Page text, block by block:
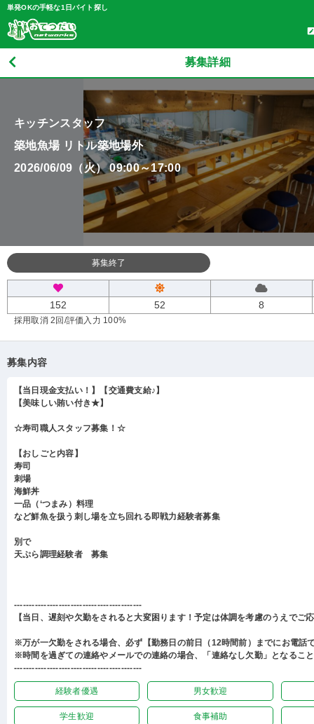
単発OKの手軽な1日バイト探し
募集詳細
キッチンスタッフ
築地魚場 リトル築地場外
2026/06/09（火） 09:00～17:00
募集終了
152 52 8
採用取消 2回 /評価入力 100%
募集内容
【当日現金支払い！】【交通費支給♪】
【美味しい賄い付き★】
☆寿司職人スタッフ募集！☆
【おしごと内容】
寿司
刺場
海鮮丼
一品（‘つまみ）料理
など鮮魚を扱う刺し場を立ち回れる即戦力経験者募集
別で
天ぷら調理経験者 募集
-------------------------------------------
【当日、遅刻や欠勤をされると大変困ります！予定は体調を考慮のうえでご
※万が一欠勤をされる場合、必ず【勤務日の前日（12時間前）までにお電話
※時間を過ぎての連絡やメールでの連絡の場合、「連絡なし欠勤」となるこ
-------------------------------------------
経験者優遇 男女歓迎
学生歓迎 食事補助